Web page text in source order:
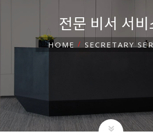
전문 비서 서비
HOME SECRETARY